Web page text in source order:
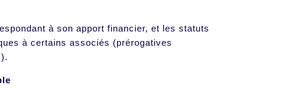
à son apport financier, et les statuts
à certains associés (prérogatives